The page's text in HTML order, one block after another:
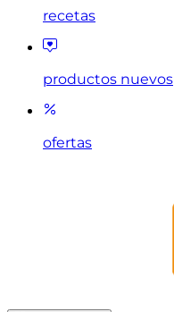
recetas
productos nuevos
ofertas